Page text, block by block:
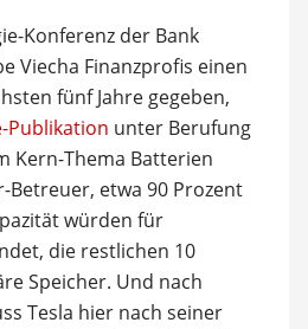
Konferenz der Bank
Viecha Finanzprofis einen
fünf Jahre gegeben,
Publikation unter Berufung
Kern-Thema Batterien
Betreuer, etwa 90 Prozent
würden für
die restlichen 10
Speicher. Und nach
Tesla hier nach seiner